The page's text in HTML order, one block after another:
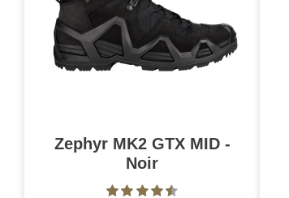
Zephyr MK2 GTX MID -
Noir